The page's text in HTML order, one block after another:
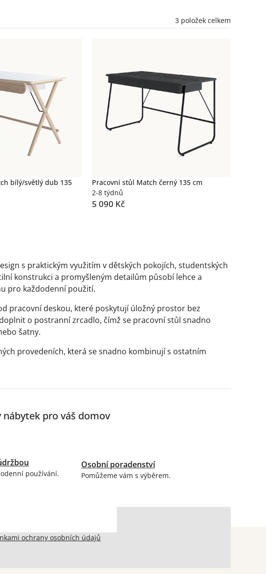
3 položek celkem
bílý/světlý dub 135
Pracovní stůl Match černý 135 cm
2-8 týdnů
5 090 Kč
s praktickým využitím v dětských pokojích, studentských
konstrukci a promyšleným detailům působí lehce a
pro každodenní použití.
pracovní deskou, které poskytují úložný prostor bez
o postranní zrcadlo, čímž se pracovní stůl snadno
šatny.
provedeních, která se snadno kombinují s ostatním
pro váš domov
používání.
Osobní poradenství
Pomůžeme vám s výběrem.
ochrany osobních údajů